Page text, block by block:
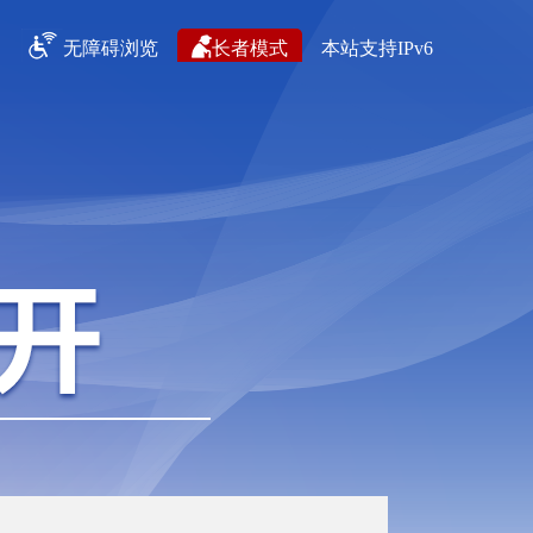
无障碍浏览 长者模式 本站支持IPv6